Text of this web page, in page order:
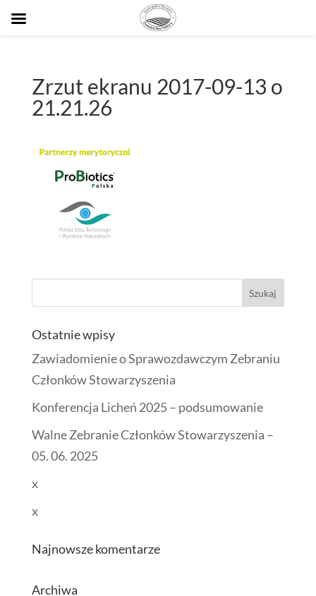
Zrzut ekranu 2017-09-13 o
21.21.26
Ostatnie wpisy
Zawiadomienie o Sprawozdawczym Zebraniu
Członków Stowarzyszenia
Konferencja Licheń 2025 – podsumowanie
Walne Zebranie Członków Stowarzyszenia –
05. 06. 2025
x
x
Najnowsze komentarze
Archiwa